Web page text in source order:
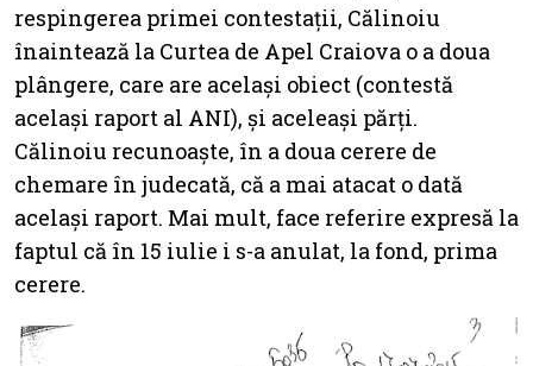
respingerea primei contestații, Călinoiu
înaintează la Curtea de Apel Craiova o a doua
plângere, care are același obiect (contestă
același raport al ANI), și aceleași părți.
Călinoiu recunoaște, în a doua cerere de
chemare în judecată, că a mai atacat o dată
același raport. Mai mult, face referire expresă la
faptul că în 15 iulie i s-a anulat, la fond, prima
cerere.